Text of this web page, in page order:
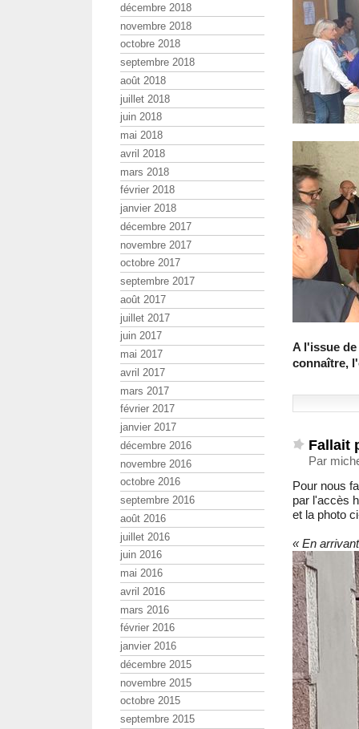
A l'issue
connaître,
Fallait
Par
Pour nous
par l'accès
et la photo
« En
décembre 2018
novembre 2018
octobre 2018
septembre 2018
août 2018
juillet 2018
juin 2018
mai 2018
avril 2018
mars 2018
février 2018
janvier 2018
décembre 2017
novembre 2017
octobre 2017
septembre 2017
août 2017
juillet 2017
juin 2017
mai 2017
avril 2017
mars 2017
février 2017
janvier 2017
décembre 2016
novembre 2016
octobre 2016
septembre 2016
août 2016
juillet 2016
juin 2016
mai 2016
avril 2016
mars 2016
février 2016
janvier 2016
décembre 2015
novembre 2015
octobre 2015
septembre 2015